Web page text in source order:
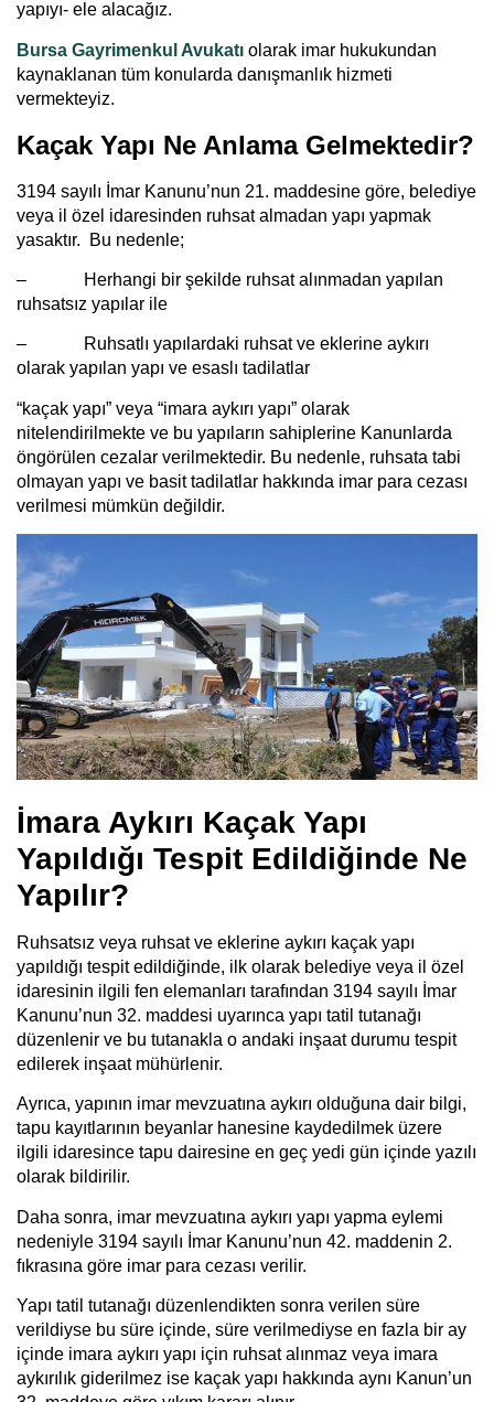
yapıyı- ele alacağız.
Bursa Gayrimenkul Avukatı olarak imar hukukundan
kaynaklanan tüm konularda danışmanlık hizmeti
vermekteyiz.
Kaçak Yapı Ne Anlama Gelmektedir?
3194 sayılı İmar Kanunu’nun 21. maddesine göre, belediye
veya il özel idaresinden ruhsat almadan yapı yapmak
yasaktır. Bu nedenle;
–
Herhangi bir şekilde ruhsat alınmadan yapılan
ruhsatsız yapılar ile
– Ruhsatlı yapılardaki ruhsat ve eklerine aykırı
olarak yapılan yapı ve esaslı tadilatlar
“kaçak yapı” veya “imara aykırı yapı” olarak
nitelendirilmekte ve bu yapıların sahiplerine Kanunlarda
öngörülen cezalar verilmektedir. Bu nedenle, ruhsata tabi
olmayan yapı ve basit tadilatlar hakkında imar para cezası
verilmesi mümkün değildir.
İmara Aykırı Kaçak Yapı
Yapıldığı Tespit Edildiğinde Ne
Yapılır?
Ruhsatsız veya ruhsat ve eklerine aykırı kaçak yapı
yapıldığı tespit edildiğinde, ilk olarak belediye veya il özel
idaresinin ilgili fen elemanları tarafından 3194 sayılı İmar
Kanunu’nun 32. maddesi uyarınca yapı tatil tutanağı
düzenlenir ve bu tutanakla o andaki inşaat durumu tespit
edilerek inşaat mühürlenir.
Ayrıca, yapının imar mevzuatına aykırı olduğuna dair bilgi,
tapu kayıtlarının beyanlar hanesine kaydedilmek üzere
ilgili idaresince tapu dairesine en geç yedi gün içinde yazılı
olarak bildirilir.
Daha sonra, imar mevzuatına aykırı yapı yapma eylemi
nedeniyle 3194 sayılı İmar Kanunu’nun 42. maddenin 2.
fıkrasına göre imar para cezası verilir.
Yapı tatil tutanağı düzenlendikten sonra verilen süre
verildiyse bu süre içinde, süre verilmediyse en fazla bir ay
içinde imara aykırı yapı için ruhsat alınmaz veya imara
aykırılık giderilmez ise kaçak yapı hakkında aynı Kanun’un